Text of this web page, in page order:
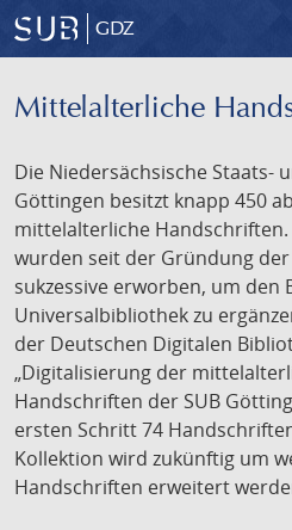
GDZ
Mittelalterliche
Die Niedersächsische Staats-
Göttingen besitzt knapp 450
mittelalterliche
wurden seit der Gründung
sukzessive erworben, um den
Universalbibliothek zu
der Deutschen Digitalen
„Digitalisierung der
Handschriften der SUB
ersten Schritt 74
Kollektion wird zukünftig um
Handschriften erweitert